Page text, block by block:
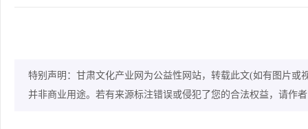
特别声明：甘肃文化产业网为公益性网站，转载此文(如有图片
并非商业用途。若有来源标注错误或侵犯了您的合法权益，请作